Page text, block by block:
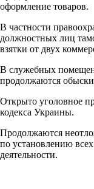
оформление товаров.
В частности
должностных лиц
взятки от двух
В служебных
продолжаются
Открыто уголовное
кодекса Украины.
Продолжаются
по установлению
деятельности.